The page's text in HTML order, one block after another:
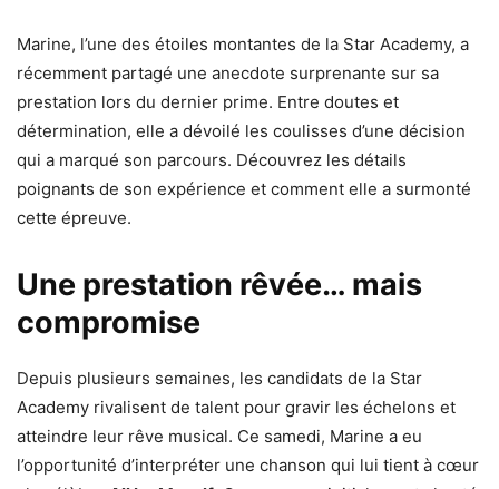
Marine, l’une des étoiles montantes de la Star Academy, a
récemment partagé une anecdote surprenante sur sa
prestation lors du dernier prime. Entre doutes et
détermination, elle a dévoilé les coulisses d’une décision
qui a marqué son parcours. Découvrez les détails
poignants de son expérience et comment elle a surmonté
cette épreuve.
Une prestation rêvée… mais
compromise
Depuis plusieurs semaines, les candidats de la Star
Academy rivalisent de talent pour gravir les échelons et
atteindre leur rêve musical. Ce samedi, Marine a eu
l’opportunité d’interpréter une chanson qui lui tient à cœur